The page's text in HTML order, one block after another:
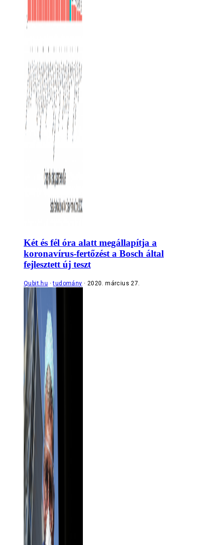
Két és fél óra alatt megállapítja a
koronavírus-fertőzést a Bosch által
fejlesztett új teszt
Qubit.hu tudomány 2020. március 27.